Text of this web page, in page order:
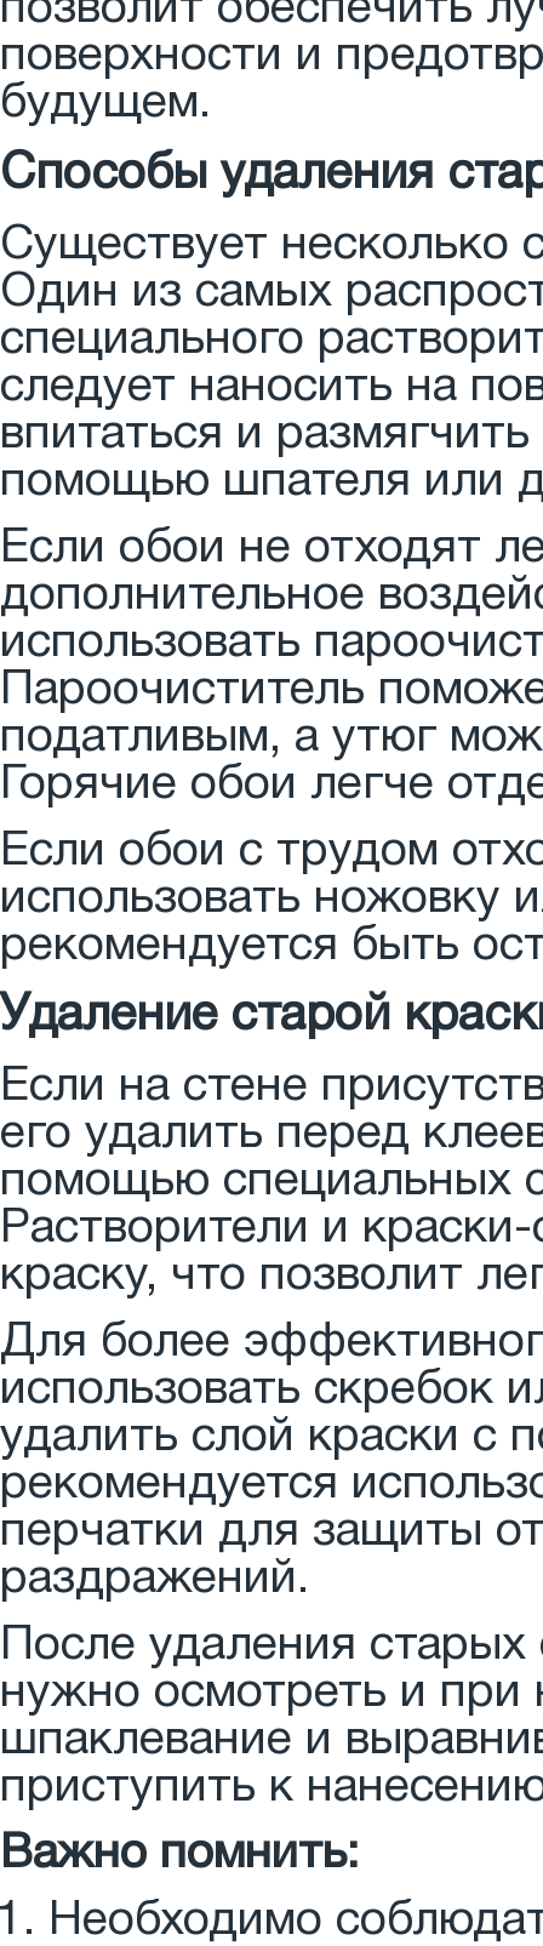
позволит обеспечить
поверхности и
будущем.
Способы удаления
Существует несколько
Один из самых
специального
следует наносить на
впитаться и
помощью шпателя или
Если обои не отходят
дополнительное
использовать
Пароочиститель
податливым, а утюг
Горячие обои легче
Если обои с трудом
использовать ножовку
рекомендуется быть
Удаление старой
Если на стене
его удалить перед
помощью специальных
Растворители и
краску, что позволит
Для более
использовать скребок
удалить слой краски с
рекомендуется
перчатки для защиты
раздражений.
После удаления
нужно осмотреть и при
шпаклевание и
приступить к
Важно помнить:
Необходимо